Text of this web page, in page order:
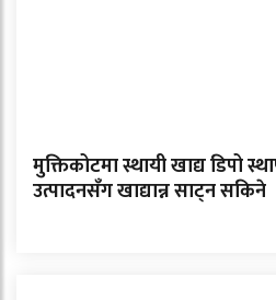
मुक्तिकोटमा स्थायी खाद्य डिपो
उत्पादनसँग खाद्यान्न साट्न सकिने